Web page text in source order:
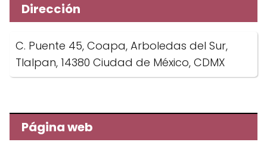
Dirección
C. Puente 45, Coapa, Arboledas del Sur,
Tlalpan, 14380 Ciudad de México, CDMX
Página web